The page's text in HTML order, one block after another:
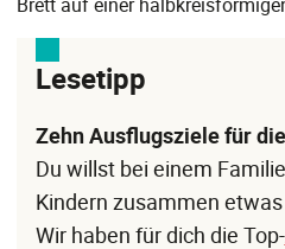
Lesetipp
Zehn Ausflugsziele für
Du willst bei einem
Kindern zusammen
Wir haben für dich die Top-